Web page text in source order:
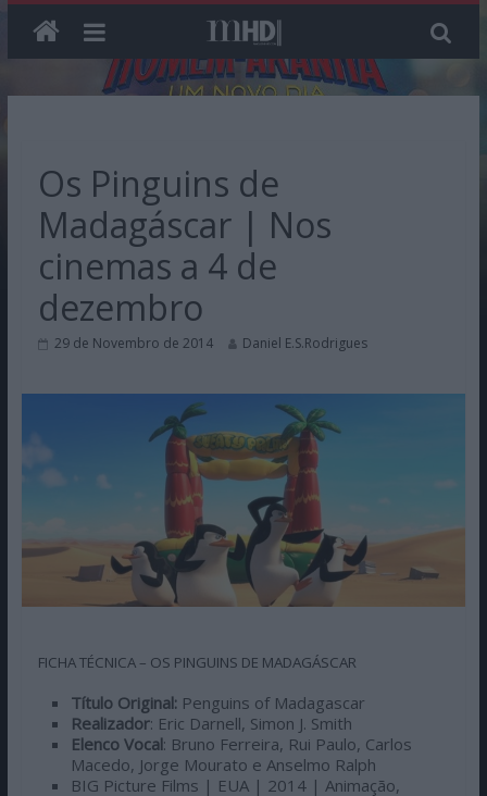
Os Pinguins de
Madagáscar | Nos
cinemas a 4 de
dezembro
29 de Novembro de 2014 Daniel E.S.Rodrigues
FICHA TÉCNICA – OS PINGUINS DE MADAGÁSCAR
Título Original: Penguins of Madagascar
Realizador: Eric Darnell, Simon J. Smith
Elenco Vocal: Bruno Ferreira, Rui Paulo, Carlos
Macedo, Jorge Mourato e Anselmo Ralph
BIG Picture Films | EUA | 2014 | Animação,